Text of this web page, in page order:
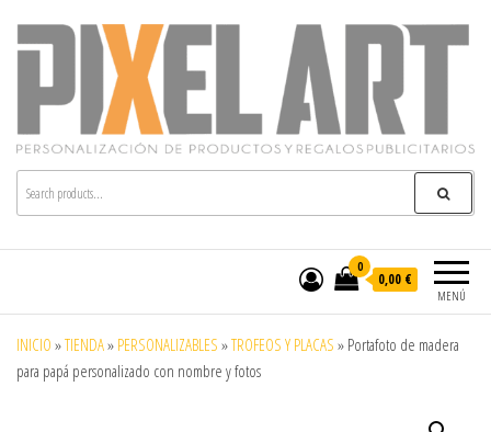
Pixelart
Especialistas en textil publicitario y regalos
personalizados en móstoles
MENÚ
0
0,00 €
INICIO »TIENDA» PERSONALIZABLES »TROFEOS Y PLACAS » Portafoto de madera
para papá personalizado con nombre y fotos